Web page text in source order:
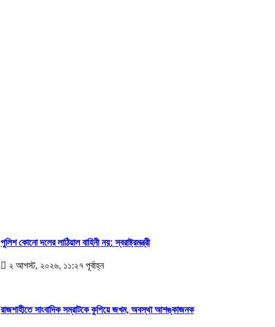
পুলিশ কোনো দলের লাঠিয়াল বাহিনী নয়: স্বরাষ্ট্রমন্ত্রী
২ আগস্ট, ২০২৬, ১১:২৭ পূর্বাহ্ন
রাজশাহীতে সাংবাদিক সম্রাটকে কুপিয়ে জখম, অবস্থা আশঙ্কাজনক